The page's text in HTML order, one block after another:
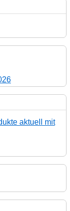
aktuell mit